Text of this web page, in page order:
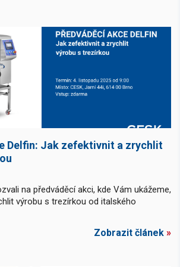
Delfin: Jak zefektivnit a zrychlit
na předváděcí akci, kde Vám ukážeme,
výrobu s trezírkou od italského
Zobrazit článek »